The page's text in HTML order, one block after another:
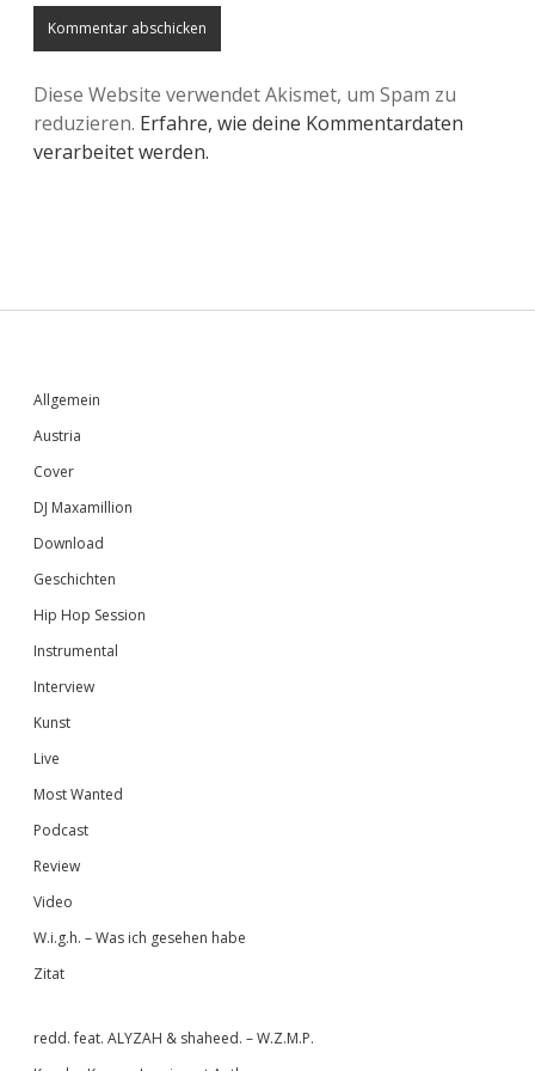
Diese Website verwendet Akismet, um Spam zu
reduzieren. Erfahre, wie deine Kommentardaten
verarbeitet werden.
Sidebar
Allgemein
Austria
Cover
DJ Maxamillion
Download
Geschichten
Hip Hop Session
Instrumental
Interview
Kunst
Live
Most Wanted
Podcast
Review
Video
W.i.g.h. – Was ich gesehen habe
Zitat
redd. feat. ALYZAH & shaheed. – W.Z.M.P.